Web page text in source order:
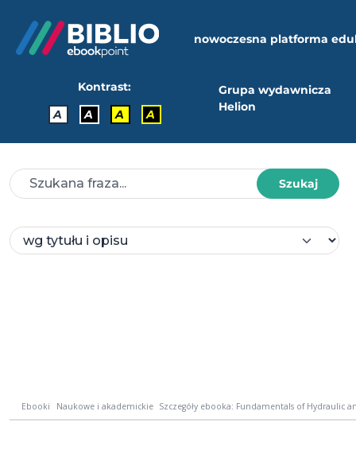
nowoczesna platforma
Kontrast:
A
A A A
Grupa wydawnicza
Helion
Szukaj
Ebooki Naukowe i akademickie Szczegóły ebooka: Fundamentals of Hydraulic